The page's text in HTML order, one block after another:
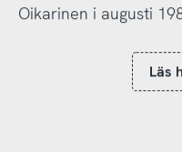
Oikarinen i augusti
Läs